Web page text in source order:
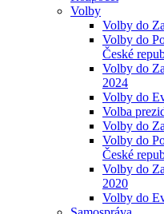
Volby
Volby do
Volby do
České
Volby do
2024
Volby do
Volba
Volby do
Volby do
České
Volby do
2020
Volby do